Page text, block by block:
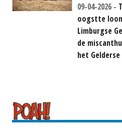
09-04-2026
oogstte
Limburgse
de
het Gelderse